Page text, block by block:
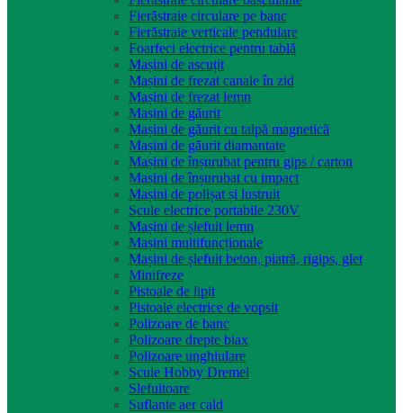
Fierăstraie circulare pe banc
Fierăstraie verticale pendulare
Foarfeci electrice pentru tablă
Mașini de ascuțit
Mașini de frezat canale în zid
Mașini de frezat lemn
Mașini de găurit
Mașini de găurit cu talpă magnetică
Mașini de găurit diamantate
Mașini de înșurubat pentru gips / carton
Mașini de înșurubat cu impact
Mașini de polișat și lustruit
Scule electrice portabile 230V
Mașini de șlefuit lemn
Mașini multifuncționale
Mașini de șlefuit beton, piatră, rigips, glet
Minifreze
Pistoale de lipit
Pistoale electrice de vopsit
Polizoare de banc
Polizoare drepte biax
Polizoare unghiulare
Scule Hobby Dremel
Slefuitoare
Suflante aer cald